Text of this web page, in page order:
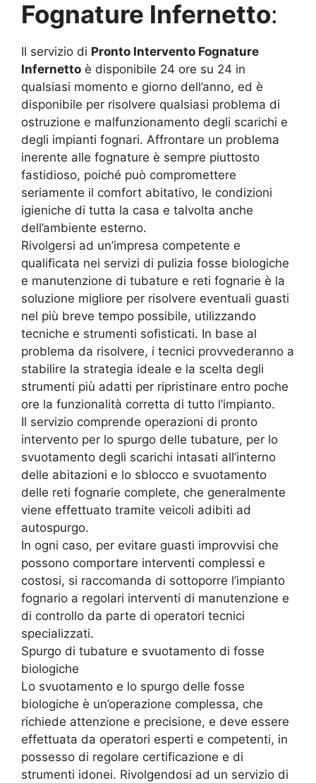
Fognature Infernetto:
Il servizio di Pronto Intervento Fognature
Infernetto è disponibile 24 ore su 24 in
qualsiasi momento e giorno dell’anno, ed è
disponibile per risolvere qualsiasi problema di
ostruzione e malfunzionamento degli scarichi e
degli impianti fognari. Affrontare un problema
inerente alle fognature è sempre piuttosto
fastidioso, poiché può compromettere
seriamente il comfort abitativo, le condizioni
igieniche di tutta la casa e talvolta anche
dell’ambiente esterno.
Rivolgersi ad un’impresa competente e
qualificata nei servizi di pulizia fosse biologiche
e manutenzione di tubature e reti fognarie è la
soluzione migliore per risolvere eventuali guasti
nel più breve tempo possibile, utilizzando
tecniche e strumenti sofisticati. In base al
problema da risolvere, i tecnici provvederanno a
stabilire la strategia ideale e la scelta degli
strumenti più adatti per ripristinare entro poche
ore la funzionalità corretta di tutto l’impianto.
Il servizio comprende operazioni di pronto
intervento per lo spurgo delle tubature, per lo
svuotamento degli scarichi intasati all’interno
delle abitazioni e lo sblocco e svuotamento
delle reti fognarie complete, che generalmente
viene effettuato tramite veicoli adibiti ad
autospurgo.
In ogni caso, per evitare guasti improvvisi che
possono comportare interventi complessi e
costosi, si raccomanda di sottoporre l’impianto
fognario a regolari interventi di manutenzione e
di controllo da parte di operatori tecnici
specializzati.
Spurgo di tubature e svuotamento di fosse
biologiche
Lo svuotamento e lo spurgo delle fosse
biologiche è un’operazione complessa, che
richiede attenzione e precisione, e deve essere
effettuata da operatori esperti e competenti, in
possesso di regolare certificazione e di
strumenti idonei. Rivolgendosi ad un servizio di